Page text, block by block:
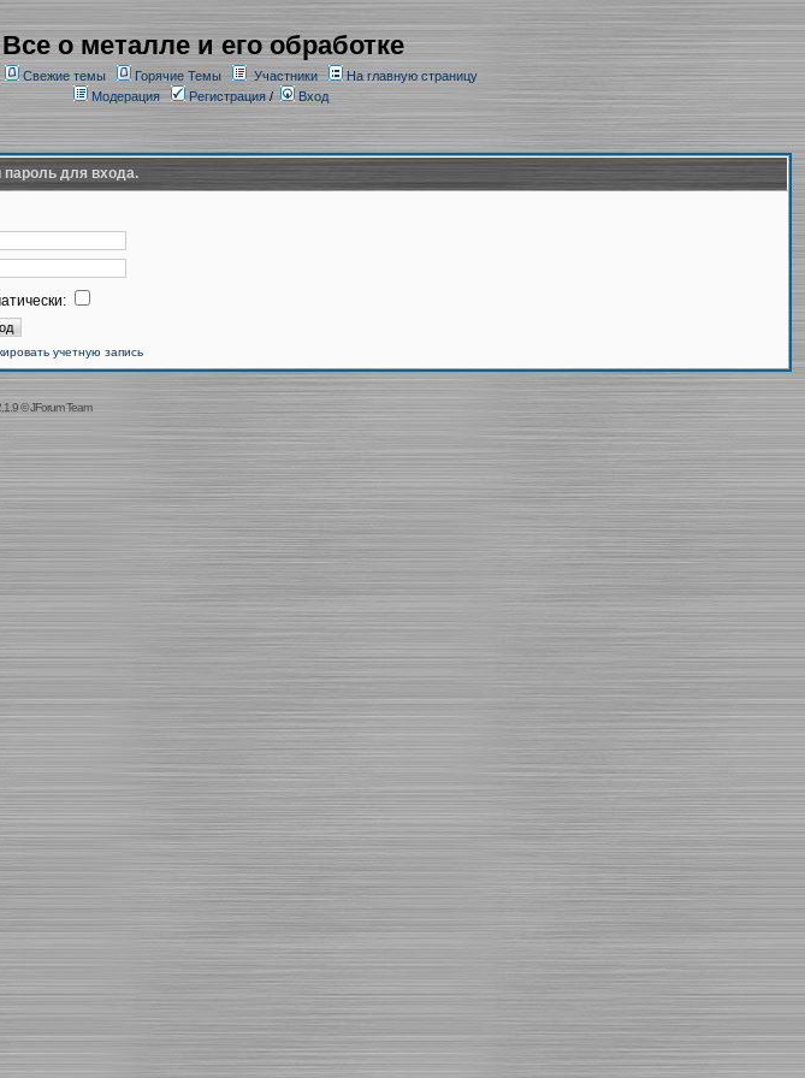
Все о металле и его обработке
Свежие темы Горячие Темы Участники
На главную страницу
Модерация
Регистрация/ Вход
для входа.
учетную запись
©JForum Team